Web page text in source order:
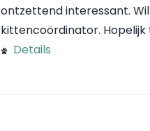
ontzettend interessant.
kittencoördinator. Hopelijk
Details